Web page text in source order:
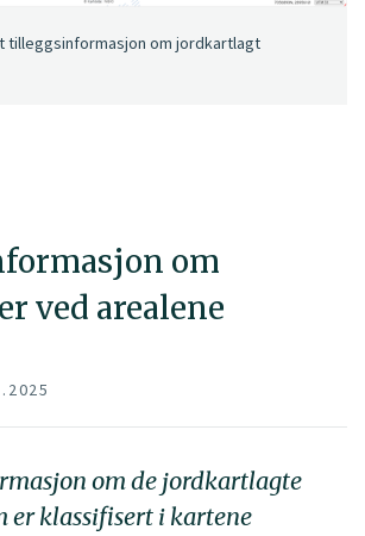
om
ved arealene
tilleggsinformasjon om jordkartlagt
om de jordkartlagte
er klassifisert i kartene